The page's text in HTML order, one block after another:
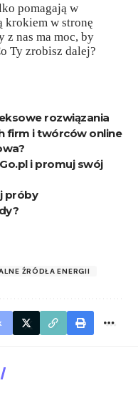
pomagają w
krokiem w stronę
z nas ma moc, by
Ty zrobisz dalej?
rozwiązania
firm i twórców online
i promuj swój
próby
ŹRÓDŁA ENERGII